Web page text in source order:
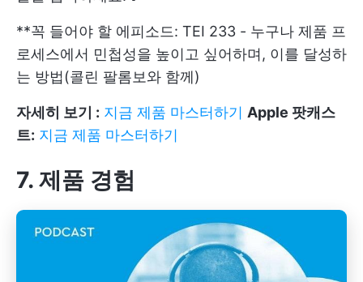
**꼭 들어야 할 에피소드: TEI 233 - 누구나 제품 프
로세스에서 민첩성을 높이고 싶어하며, 이를 달성하
는 방법(콜린 팔롬보와 함께)
자세히 보기 : 지금 제품 마스터하기 Apple 팟캐스
트: 지금 제품 마스터하기
7. 제품 경험